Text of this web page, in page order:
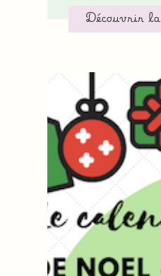
Découvrir la